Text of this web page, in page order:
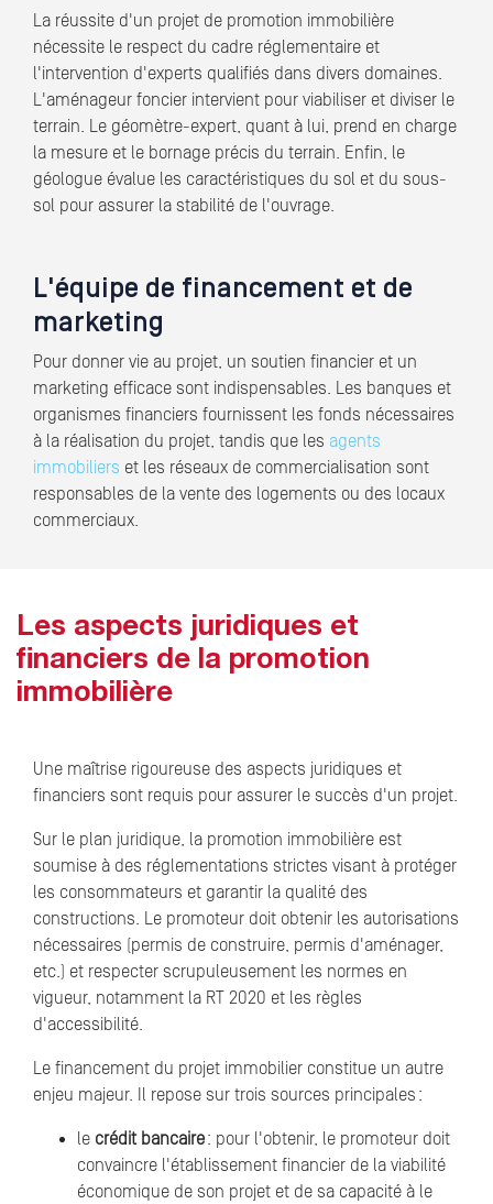
La réussite d'un projet de promotion immobilière
nécessite le respect du cadre réglementaire et
l'intervention d'experts qualifiés dans divers domaines.
L'aménageur foncier intervient pour viabiliser et diviser le
terrain. Le géomètre-expert, quant à lui, prend en charge
la mesure et le bornage précis du terrain. Enfin, le
géologue évalue les caractéristiques du sol et du sous-
sol pour assurer la stabilité de l'ouvrage.
L'équipe de financement et de
marketing
Pour donner vie au projet, un soutien financier et un
marketing efficace sont indispensables. Les banques et
organismes financiers fournissent les fonds nécessaires
à la réalisation du projet, tandis que les agents
immobiliers et les réseaux de commercialisation sont
responsables de la vente des logements ou des locaux
commerciaux.
Les aspects juridiques et
financiers de la promotion
immobilière
Une maîtrise rigoureuse des aspects juridiques et
financiers sont requis pour assurer le succès d'un projet.
Sur le plan juridique, la promotion immobilière est
soumise à des réglementations strictes visant à protéger
les consommateurs et garantir la qualité des
constructions. Le promoteur doit obtenir les autorisations
nécessaires (permis de construire, permis d'aménager,
etc.) et respecter scrupuleusement les normes en
vigueur, notamment la RT 2020 et les règles
d'accessibilité.
Le financement du projet immobilier constitue un autre
enjeu majeur. Il repose sur trois sources principales :
le crédit bancaire: pour l'obtenir, le promoteur doit
convaincre l'établissement financier de la viabilité
économique de son projet et de sa capacité à le